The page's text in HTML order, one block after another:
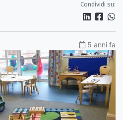
Condividi su:
5 anni fa